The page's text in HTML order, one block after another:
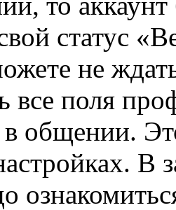
статус
не
все поля
в общении.
В